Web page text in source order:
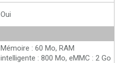
Oui
Mémoire : 60 Mo, RAM
intelligente : 800 Mo, eMMC : 2 Go